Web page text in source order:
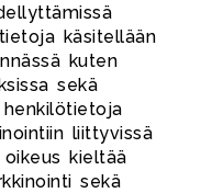
käsitellään
kuten
sekä
henkilötietoja
liittyvissä
oikeus kieltää
sekä